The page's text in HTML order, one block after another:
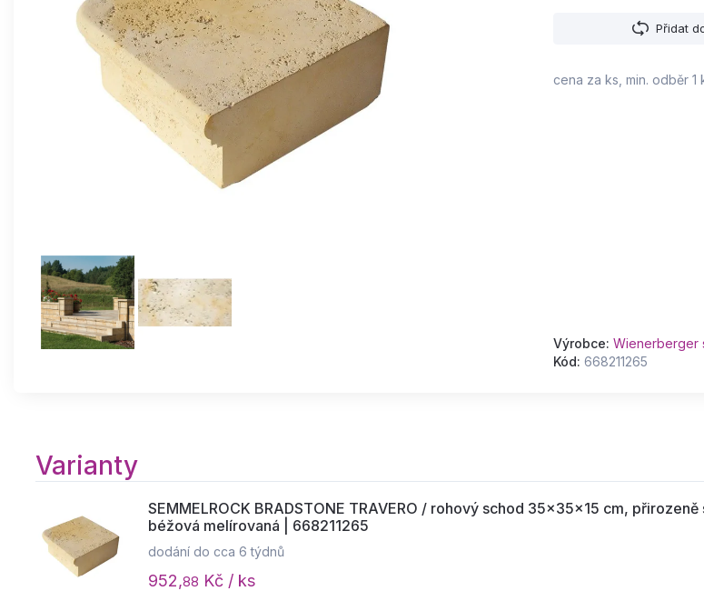
Přidat
cena za ks, min. odběr 1
Výrobce: Wienerberger
Kód: 668211265
Varianty
SEMMELROCK BRADSTONE TRAVERO / rohový schod 35x35x15 cm,
béžová melírovaná | 668211265
dodání do cca 6 týdnů
952,88 Kč / ks